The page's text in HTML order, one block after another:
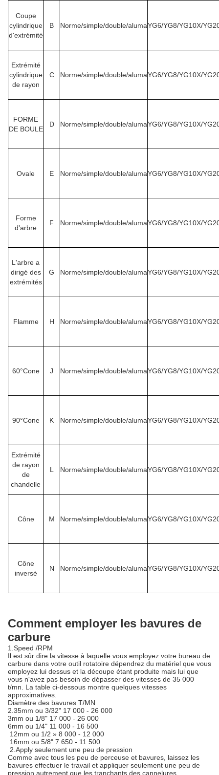
Coupe
cylindrique
d'extrémité
B Norme/simple/double/alumaYG6/YG8/YG10X/
Extrémité
cylindrique
de rayon
C Norme/simple/double/alumaYG6/YG8/YG10X/
FORME
DE BOULE
D Norme/simple/double/alumaYG6/YG8/YG10X/
Ovale E Norme/simple/double/alumaYG6/YG8/YG10X/
Forme
d'arbre
F Norme/simple/double/alumaYG6/YG8/YG10X/
L'arbre a
dirigé des
extrémités
G Norme/simple/double/alumaYG6/YG8/YG10X/
Flamme H Norme/simple/double/alumaYG6/YG8/YG10X/
60°Cone J Norme/simple/double/alumaYG6/YG8/YG10X/
90°Cone K Norme/simple/double/alumaYG6/YG8/YG10X/
Extrémité
de rayon
de
chandelle
L Norme/simple/double/alumaYG6/YG8/YG10X/
Cône M Norme/simple/double/alumaYG6/YG8/YG10X/
Cône
inversé
N Norme/simple/double/alumaYG6/YG8/YG10X/
Comment employer les bavures de
carbure
1.Speed /RPM
Il est sûr dire la vitesse à laquelle vous employez votre bureau de
carbure dans votre outil rotatoire dépendrez du matériel que vous
employez lui dessus et la découpe étant produite mais lui que
vous n'avez pas besoin de dépasser des vitesses de 35 000
t/mn. La table ci-dessous montre quelques vitesses
approximatives.
Diamètre des bavures T/MN
2.35mm ou 3/32" 17 000 - 26 000
3mm ou 1/8" 17 000 - 26 000
6mm ou 1/4" 11 000 - 16 500
12mm ou 1/2 » 8 000 - 12 000
16mm ou 5/8" 7 650 - 11 500
2.Apply seulement une peu de pression
Comme avec tous les peu de perceuse et bavures, laissez les
bavures effectuer le travail et appliquer seulement une peu de
pression autrement que les tranchants des cannelures